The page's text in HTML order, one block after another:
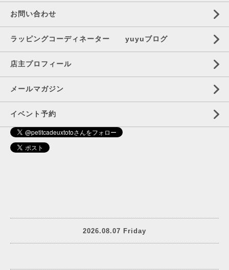
お問い合わせ
ラッピングコーディネーター yuyuブログ
店主プロフィール
メールマガジン
イベント予約
2026.08.07 Friday